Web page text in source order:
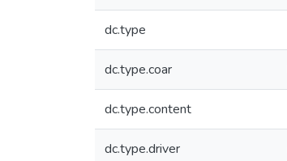
dc.type
dc.type.coar
dc.type.content
dc.type.driver